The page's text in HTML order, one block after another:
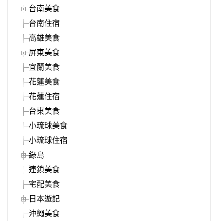
台南美食
台南住宿
高雄美食
屏東美食
宜蘭美食
花蓮美食
花蓮住宿
台東美食
小琉球美食
小琉球住宿
綠島
連鎖美食
宅配美食
日本遊記
沖繩美食